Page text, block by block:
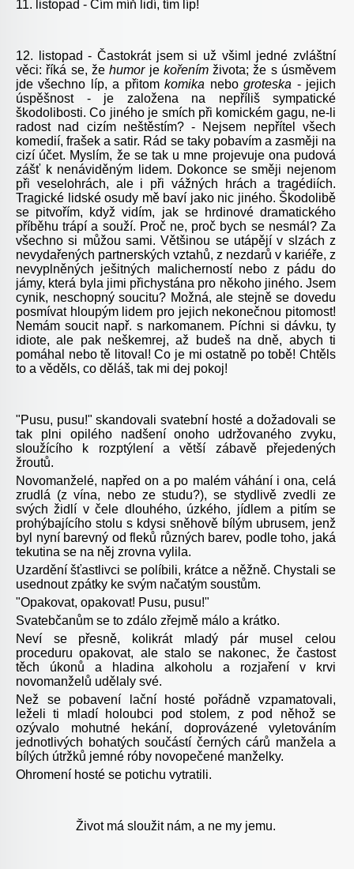
11. listopad - Čím míň lidí, tím líp!
12. listopad - Častokrát jsem si už všiml jedné zvláštní
věci: říká se, žehumorje kořenímživota; že s úsměvem
jde všechno líp, a přitomkomika nebogroteska - jejich
úspěšnost - je založena na nepříliš sympatické
škodolibosti. Co jiného je smích při komickém gagu, ne-li
radost nad cizím neštěstím? - Nejsem nepřítel všech
komedií, frašek a satir. Rád se taky pobavím a zasměji na
cizí účet. Myslím, že se tak u mne projevuje ona pudová
zášť k nenáviděným lidem. Dokonce se směji nejenom
při veselohrách, ale i při vážných hrách a tragédiích.
Tragické lidské osudy mě baví jako nic jiného. Škodolibě
se pitvořím, když vidím, jak se hrdinové dramatického
příběhu trápí a souží. Proč ne, proč bych se nesmál? Za
všechno si můžou sami. Většinou se utápějí v slzách z
nevydařených partnerských vztahů, z nezdarů v kariéře, z
nevyplněných ješitných malicherností nebo z pádu do
jámy, která byla jimi přichystána pro někoho jiného. Jsem
cynik, neschopný soucitu? Možná, ale stejně se dovedu
posmívat hloupým lidem pro jejich nekonečnou pitomost!
Nemám soucit např. s narkomanem. Píchni si dávku, ty
idiote, ale pak neškemrej, až budeš na dně, abych ti
pomáhal nebo tě litoval! Co je mi ostatně po tobě! Chtěls
to a věděls, co děláš, tak mi dej pokoj!
"Pusu, pusu!" skandovali svatební hosté a dožadovali se
tak plni opilého nadšení onoho udržovaného zvyku,
sloužícího k rozptýlení a větší zábavě přejedených
žroutů.
Novomanželé, napřed on a po malém váhání i ona, celá
zrudlá (z vína, nebo ze studu?), se stydlivě zvedli ze
svých židlí v čele dlouhého, úzkého, jídlem a pitím se
prohýbajícího stolu s kdysi sněhově bílým ubrusem, jenž
byl nyní barevný od fleků různých barev, podle toho, jaká
tekutina se na něj zrovna vylila.
Uzardění šťastlivci se políbili, krátce a něžně. Chystali se
usednout zpátky ke svým načatým soustům.
"Opakovat, opakovat! Pusu, pusu!"
Svatebčanům se to zdálo zřejmě málo a krátko.
Neví se přesně, kolikrát mladý pár musel celou
proceduru opakovat, ale stalo se nakonec, že častost
těch úkonů a hladina alkoholu a rozjaření v krvi
novomanželů udělaly své.
Než se pobavení lační hosté pořádně vzpamatovali,
leželi ti mladí holoubci pod stolem, z pod něhož se
ozývalo mohutné hekání, doprovázené vyletováním
jednotlivých bohatých součástí černých cárů manžela a
bílých útržků jemné róby novopečené manželky.
Ohromení hosté se potichu vytratili.
Život má sloužit nám, a ne my jemu.